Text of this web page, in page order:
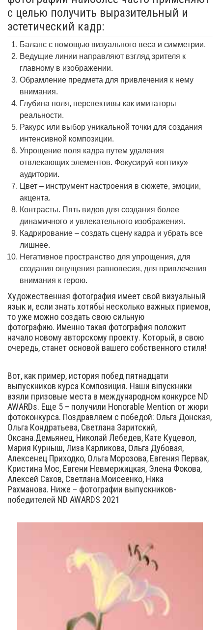
с целью получить выразительный и
эстетический кадр:
Баланс с помощью визуального веса и симметрии.
Ведущие линии направляют взгляд зрителя к
главному в изображении.
Обрамление предмета для привлечения к нему
внимания.
Глубина поля, перспективы как имитаторы
реальности.
Ракурс или выбор уникальной точки для создания
интенсивной композиции.
Упрощение поля кадра путем удаления
отвлекающих элементов. Фокусируй «оптику»
аудитории.
Цвет – инструмент настроения в сюжете, эмоции,
акцента.
Контрасты. Пять видов для создания более
динамичного и увлекательного изображения.
Кадрирование – создать сцену кадра и убрать все
лишнее.
Негативное пространство для упрощения, для
создания ощущения равновесия, для привлечения
внимания к герою.
Художественная фотография имеет свой визуальный
язык и, если знать хотябьі несколько важных приемов,
то уже можно создать свою сильную
фотографию. Именно такая фотография положит
начало новому авторскому проекту. Который, в свою
очередь, станет основой вашего собственного стиля!
Вот, как пример, история побед пятнадцати
выпускников курса Композиция. Наши віпускники
взяли призовые места в международном конкурсе ND
AWARDs. Еще 5 – получили Honorable Mention от жюри
фотоконкурса. Поздравляем с победой: Ольга Донская,
Ольга Кондратьева, Светлана Заритский,
Оксана.Демьянец, Николай Лебедев, Кате Куцевол,
Мария Курныш, Лиза Карликова, Ольга Дубовая,
Алексенец Приходко, Ольга Морозова, Евгения Первак,
Кристина Мос, Евгени Невмержицкая, Элена Фокова,
Алексей Сахов, Светлана.Моисеенко, Ника
Рахманова. Ниже – фотографии выпускников-
победителей ND AWARDS 2021